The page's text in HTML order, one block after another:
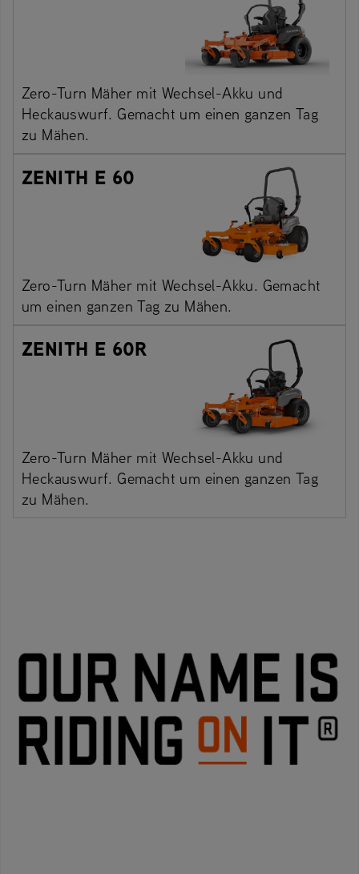
Zero-Turn Mäher mit Wechsel-Akku und
Heckauswurf. Gemacht um einen ganzen Tag
zu Mähen.
ZENITH E 60
Zero-Turn Mäher mit Wechsel-Akku. Gemacht
um einen ganzen Tag zu Mähen.
ZENITH E 60R
Zero-Turn Mäher mit Wechsel-Akku und
Heckauswurf. Gemacht um einen ganzen Tag
zu Mähen.